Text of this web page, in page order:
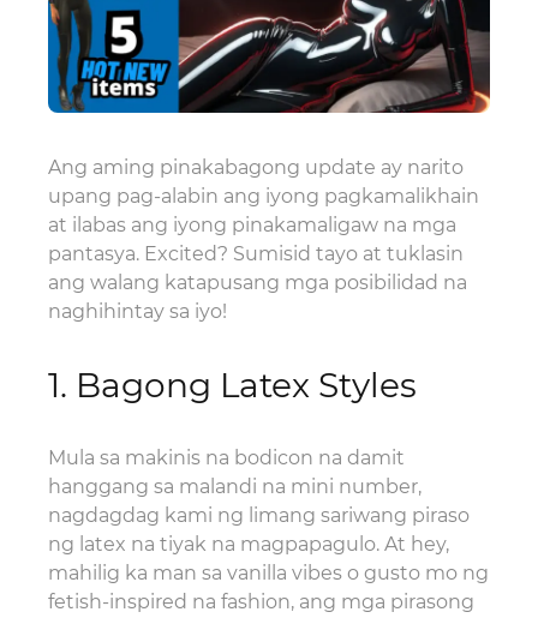
Ang aming pinakabagong update ay narito
upang pag-alabin ang iyong pagkamalikhain
at ilabas ang iyong pinakamaligaw na mga
pantasya. Excited? Sumisid tayo at tuklasin
ang walang katapusang mga posibilidad na
naghihintay sa iyo!
1. Bagong Latex Styles
Mula sa makinis na bodicon na damit
hanggang sa malandi na mini number,
nagdagdag kami ng limang sariwang piraso
ng latex na tiyak na magpapagulo. At hey,
mahilig ka man sa vanilla vibes o gusto mo ng
fetish-inspired na fashion, ang mga pirasong